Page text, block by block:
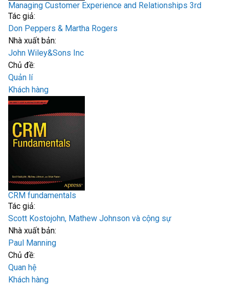
Managing Customer Experience and Relationships 3rd
Tác giả:
Don Peppers & Martha Rogers
Nhà xuất bản:
John Wiley&Sons Inc
Chủ đề:
Quản lí
Khách hàng
CRM fundamentals
Tác giả:
Scott Kostojohn, Mathew Johnson và cộng sự
Nhà xuất bản:
Paul Manning
Chủ đề:
Quan hệ
Khách hàng